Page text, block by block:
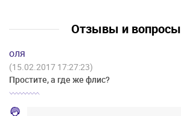
Отзывы и вопросы
оля
(15.02.2017 17:27:23)
Простите, а где же флис?